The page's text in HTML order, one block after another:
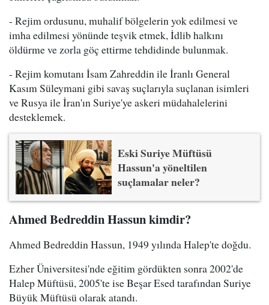
- Rejim ordusunu, muhalif bölgelerin yok edilmesi ve
imha edilmesi yönünde teşvik etmek, İdlib halkını
öldürme ve zorla göç ettirme tehdidinde bulunmak.
- Rejim komutanı İsam Zahreddin ile İranlı General
Kasım Süleymani gibi savaş suçlarıyla suçlanan isimleri
ve Rusya ile İran'ın Suriye'ye askeri müdahalelerini
desteklemek.
Eski Suriye Müftüsü
Hassun'a yöneltilen
suçlamalar neler?
Ahmed Bedreddin Hassun kimdir?
Ahmed Bedreddin Hassun, 1949 yılında Halep'te doğdu.
Ezher Üniversitesi'nde eğitim gördükten sonra 2002'de
Halep Müftüsü, 2005'te ise Beşar Esed tarafından Suriye
Büyük Müftüsü olarak atandı.